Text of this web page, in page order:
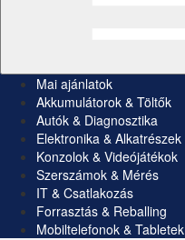
Mai ajánlatok
Akkumulátorok & Töltők
Autók & Diagnosztika
Elektronika & Alkatrészek
Konzolok & Videójátékok
Szerszámok & Mérés
IT & Csatlakozás
Forrasztás & Reballing
Mobiltelefonok & Tabletek